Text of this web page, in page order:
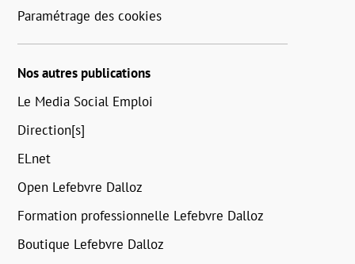
Paramétrage des cookies
Nos autres publications
Le Media Social Emploi
Direction[s]
ELnet
Open Lefebvre Dalloz
Formation professionnelle Lefebvre Dalloz
Boutique Lefebvre Dalloz